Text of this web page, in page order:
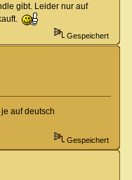
gibt. Leider nur auf
Gespeichert
auf deutsch
Gespeichert